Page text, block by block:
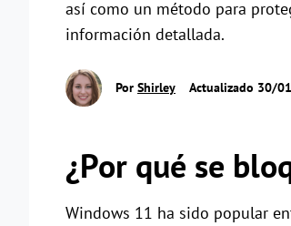
así como un método para
información detallada.
Por Shirley Actualizado 30/
¿Por qué se
Windows 11 ha sido popular